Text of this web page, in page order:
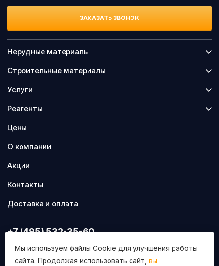
ЗАКАЗАТЬ ЗВОНОК
Нерудные материалы
Строительные материалы
Услуги
Реагенты
Цены
О компании
Акции
Контакты
Доставка и оплата
+7 (495) 532-35-60
info@nsmgr.ru
Мы используем файлы Cookie для улучшения работы
сайта. Продолжая использовать сайт, вы